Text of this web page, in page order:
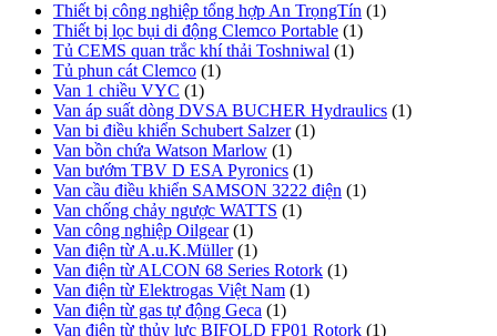
Thiết bị công nghiệp tổng hợp An TrọngTín (1)
Thiết bị lọc bụi di động Clemco Portable (1)
Tủ CEMS quan trắc khí thải Toshniwal (1)
Tủ phun cát Clemco (1)
Van 1 chiều VYC (1)
Van áp suất dòng DVSA BUCHER Hydraulics (1)
Van bi điều khiển Schubert Salzer (1)
Van bồn chứa Watson Marlow (1)
Van bướm TBV D ESA Pyronics (1)
Van cầu điều khiển SAMSON 3222 điện (1)
Van chống chảy ngược WATTS (1)
Van công nghiệp Oilgear (1)
Van điện từ A.u.K.Müller (1)
Van điện từ ALCON 68 Series Rotork (1)
Van điện từ Elektrogas Việt Nam (1)
Van điện từ gas tự động Geca (1)
Van điện từ thủy lực BIFOLD FP01 Rotork (1)